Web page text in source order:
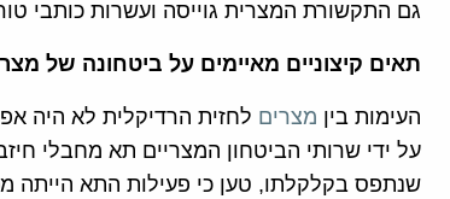
גם התקשורת המצרית גוייסה ועשרות כותבי
תאים קיצוניים מאיימים על ביטחונה של
העימות בין מצרים לחזית הרדיקלית לא היה
על ידי שרותי הביטחון המצריים תא מחבלי
שנתפס בקלקלתו, טען כי פעילות התא הייתה